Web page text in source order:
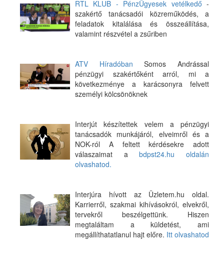
RTL KLUB - PénzÜgyesek vetélkedő -
szakértő tanácsadói közreműködés, a
feladatok kitalálása és összeállítása,
valamint részvétel a zsűriben
ATV Híradóban Somos Andrással
pénzügyi szakértőként arról, mi a
következménye a karácsonyra felvett
személyi kölcsönöknek
Interjút készítettek velem a pénzügyi
tanácsadók munkájáról, elveimről és a
NOK-ról A feltett kérdésekre adott
válaszaimat abdpst24.hu oldalán
olvashatod.
Interjúra hívott az Üzletem.hu oldal.
Karrierről, szakmai kihívásokról, elvekről,
tervekről beszélgettünk. Hiszen
megtaláltam a küldetést, ami
megállíthatatlanul hajt előre. Itt olvashatod